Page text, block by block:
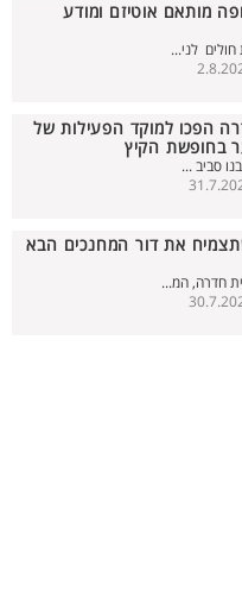
מותאם אוטיזם ומודע
לני...
הפכו למוקד הפעילות של
בחופשת הקיץ
סביב ...
את דור המחנכים הבא
חדרה, המ...